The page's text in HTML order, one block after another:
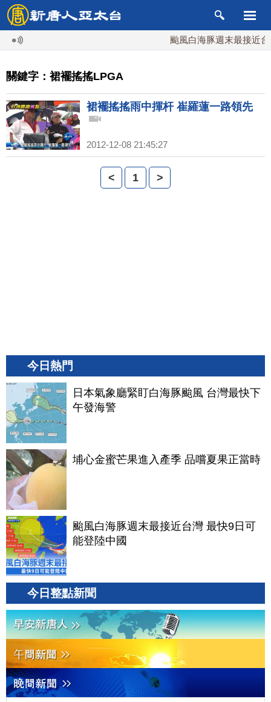
颱風白海豚週末最接近台
關鍵字：裙襬搖搖LPGA
裙襬搖搖雨中揮杆 崔羅蓮一路領先
2012-12-08 21:45:27
< 1 >
今日熱門
日本氣象廳緊盯白海豚颱風 台灣最快下
午發海警
埔心金蜜芒果進入產季 品嚐夏果正當時
颱風白海豚週末最接近台灣 最快9日可
能登陸中國
今日整點新聞